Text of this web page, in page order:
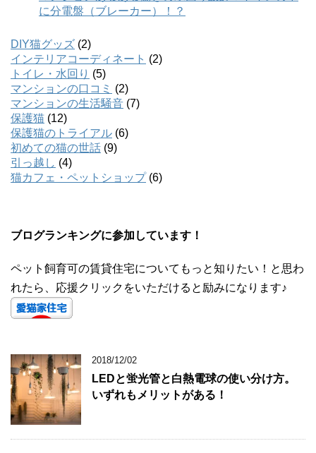
DIY猫グッズ (2)
インテリアコーディネート (2)
トイレ・水回り (5)
マンションの口コミ (2)
マンションの生活騒音 (7)
保護猫 (12)
保護猫のトライアル (6)
初めての猫の世話 (9)
引っ越し (4)
猫カフェ・ペットショップ(6)
ブログランキングに参加しています！
ペット飼育可の賃貸住宅についてもっと知りたい！と思わ
れたら、応援クリックをいただけると励みになります♪
2018/12/02
LEDと蛍光管と白熱電球の使い分け方。
いずれもメリットがある！